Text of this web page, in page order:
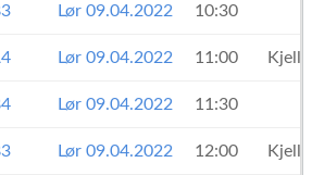
Lør 09.04.2022 10:30
Lør 09.04.2022 11:00
Lør 09.04.2022 11:30
Lør 09.04.2022 12:00